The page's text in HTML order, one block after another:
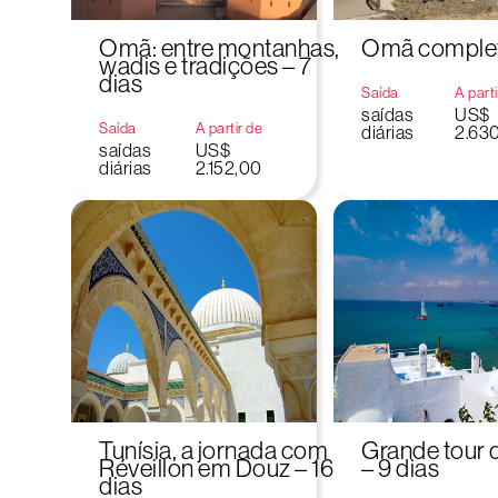
Omã: entre montanhas,
wadis e tradições – 7
dias
Saída
saídas
diárias
A partir de
US$
2.152,00
Omã
Saída
saídas
diárias
A
US$
Tunísia, a jornada com
Réveillon em Douz – 16
dias
Grande tour
– 9 dias